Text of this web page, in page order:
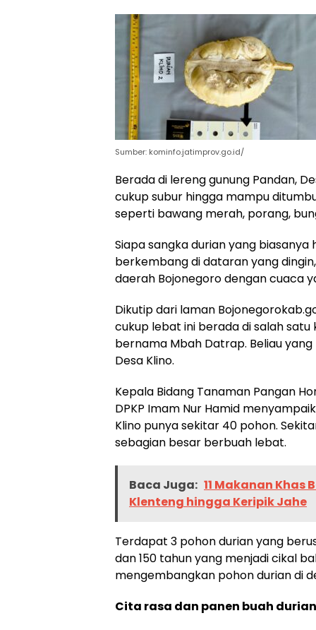
Sumber: kominfo.jatimprov.go.id/
Berada di lereng gunung Pandan,
cukup subur hingga mampu
seperti bawang merah, porang,
Siapa sangka durian yang
berkembang di dataran yang
daerah Bojonegoro dengan cuaca
Dikutip dari laman
cukup lebat ini berada di salah
bernama Mbah Datrap. Beliau
Desa Klino.
Kepala Bidang Tanaman Pangan
DPKP Imam Nur Hamid
Klino punya sekitar 40 pohon.
sebagian besar berbuah lebat.
Baca Juga: 11 Makanan Khas
Klenteng hingga Keripik Jahe
Terdapat 3 pohon durian yang
dan 150 tahun yang menjadi cikal
mengembangkan pohon durian di
Cita rasa dan panen buah durian